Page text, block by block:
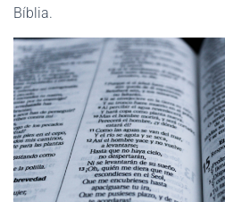
Bíblia.